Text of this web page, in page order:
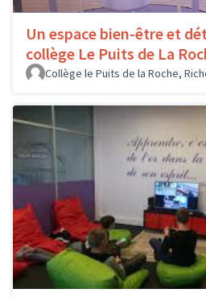
Un espace bien-être et
collège Le Puits de La
Collège le Puits de la Roche,